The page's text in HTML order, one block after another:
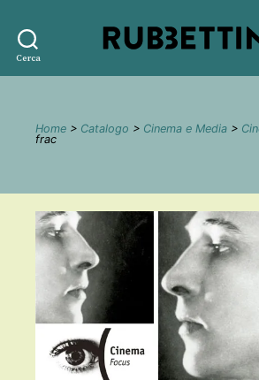
Cerca
editore
Home > Catalogo > Cinema e Media >
frac